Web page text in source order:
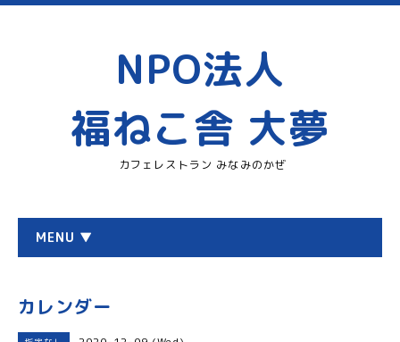
NPO法人
福ねこ舎 大夢
カフェレストラン みなみのかぜ
MENU ▼
カレンダー